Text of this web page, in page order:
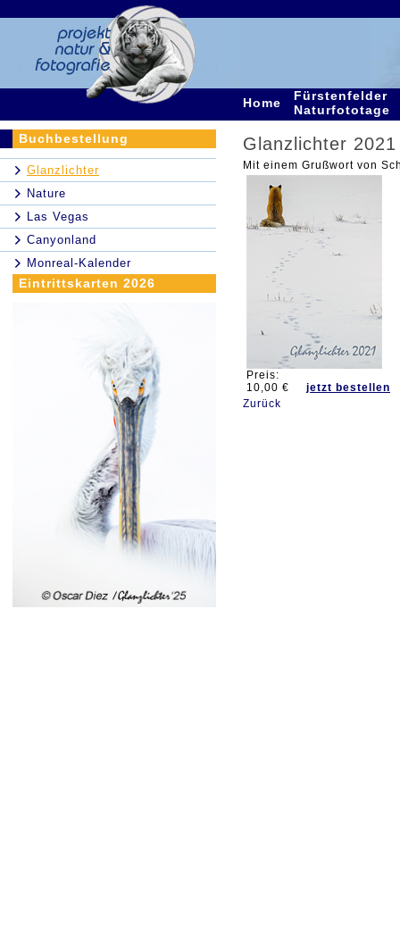
Home
Fürstenfelder
Naturfototage
Buchbestellung
Glanzlichter
Nature
Las Vegas
Canyonland
Monreal-Kalender
Eintrittskarten 2026
Glanzlichter 2021
Mit einem Grußwort von
Preis:
10,00 €
jetzt bestellen
Zurück